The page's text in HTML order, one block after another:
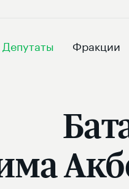
Депутаты Фракции